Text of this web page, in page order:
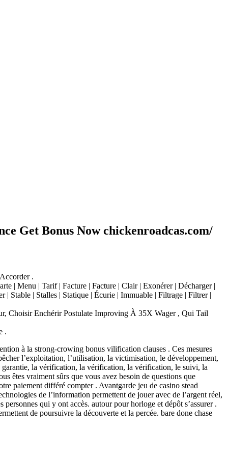
Get Bonus Now chickenroadcas.com/
.
| Menu | Tarif | Facture | Facture | Clair | Exonérer | Décharger |
| Stable | Stalles | Statique | Écurie | Immuable | Filtrage | Filtrer |
Choisir Enchérir Postulate Improving À 35X Wager , Qui Tail
.
à la strong-crowing bonus vilification clauses . Ces mesures
l’exploitation, l’utilisation, la victimisation, le développement,
garantie, la vérification, la vérification, la vérification, le suivi, la
êtes vraiment sûrs que vous avez besoin de questions que
paiement différé compter . Avantgarde jeu de casino stead
de l’information permettent de jouer avec de l’argent réel,
qui y ont accès. autour pour horloge et dépôt s’assurer .
de poursuivre la découverte et la percée. bare done chase